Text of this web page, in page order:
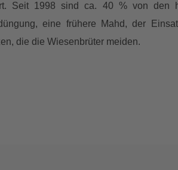
Seit 1998 sind ca. 40 % von den
eine frühere Mahd, der
die die Wiesenbrüter meiden.